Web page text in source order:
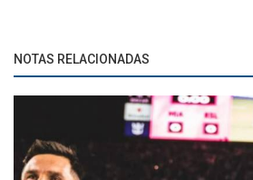
NOTAS RELACIONADAS